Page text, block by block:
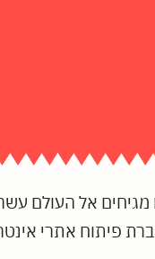
מגיחים אל העולם
פיתוח אתרי